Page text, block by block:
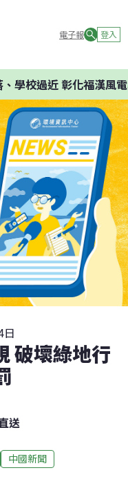
電子報 登入
學校過近 彰化福漢風電
日
破壞綠地行
送
中國新聞